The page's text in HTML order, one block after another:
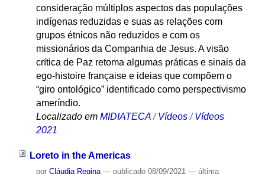
consideração múltiplos aspectos das populações
indígenas reduzidas e suas as relações com
grupos étnicos não reduzidos e com os
missionários da Companhia de Jesus. A visão
crítica de Paz retoma algumas práticas e sinais da
ego-histoire française e ideias que compõem o
“giro ontológico” identificado como perspectivismo
ameríndio.
Localizado em MIDIATECA /Vídeos /Vídeos
2021
Loreto in the Americas
por Cláudia Regina — publicado08/09/2021 — última